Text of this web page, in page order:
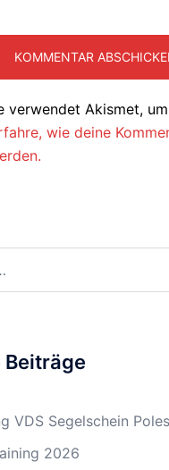
verwendet Akismet,
wie deine
Beiträge
VDS Segelschein
2026